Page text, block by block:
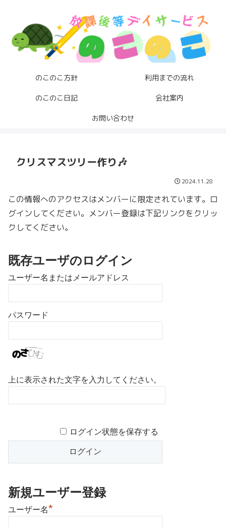
のこのこ方針 利用までの流れ
のこのこ日記 会社案内
お問い合わせ
クリスマスツリー作り🎶
2024.11.28
この情報へのアクセスはメンバーに限定されています。ロ
グインしてください。メンバー登録は下記リンクをクリッ
クしてください。
既存ユーザのログイン
ユーザー名またはメールアドレス
パスワード
上に表示された文字を入力してください。
ログイン状態を保存する
新規ユーザー登録
ユーザー名*